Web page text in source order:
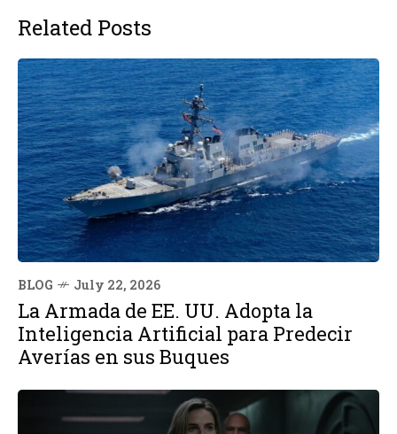
Related Posts
BLOG July 22, 2026
La Armada de EE. UU. Adopta la
Inteligencia Artificial para Predecir
Averías en sus Buques